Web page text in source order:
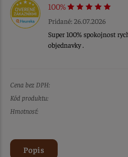
100%
Pridané: 26.07.2026
Super 100% spokojnost
objednavky .
Cena bez DPH:
Kód produktu:
Hmotnosť:
Popis